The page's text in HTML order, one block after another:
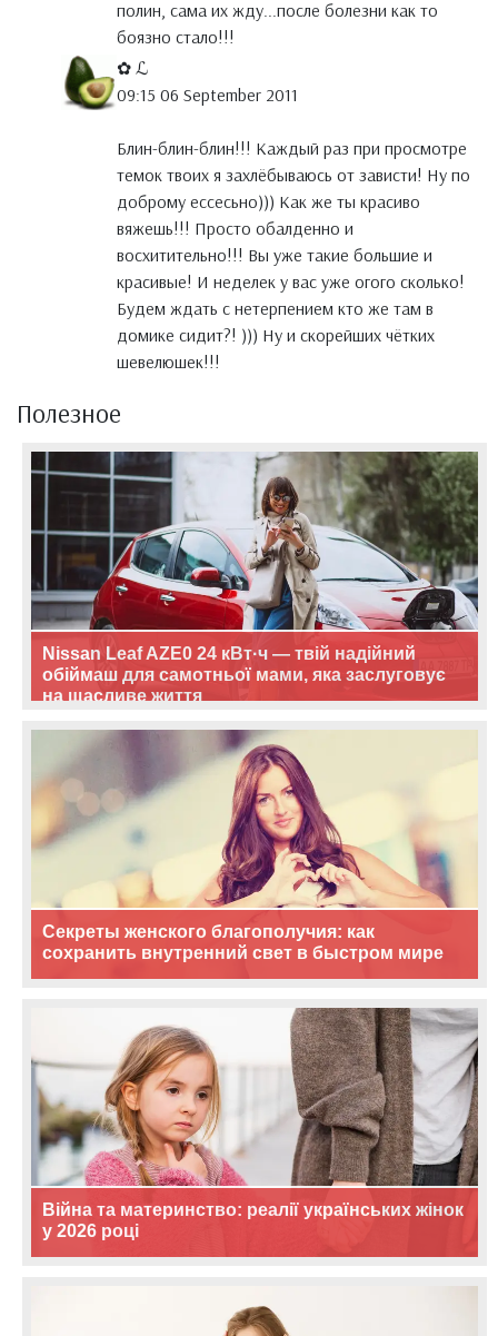
полин, сама их жду...после болезни как то
боязно стало!!!
✿ ℒ
09:15 06 September 2011
Блин-блин-блин!!! Каждый раз при просмотре
темок твоих я захлёбываюсь от зависти! Ну по
доброму ессесьно))) Как же ты красиво
вяжешь!!! Просто обалденно и
восхитительно!!! Вы уже такие большие и
красивые! И неделек у вас уже огого сколько!
Будем ждать с нетерпением кто же там в
домике сидит?! ))) Ну и скорейших чётких
шевелюшек!!!
Полезное
Nissan Leaf AZE0 24 кВт·ч — твій надійний
обіймаш для самотньої мами, яка заслуговує
на щасливе життя
Секреты женского благополучия: как
сохранить внутренний свет в быстром мире
Війна та материнство: реалії українських жінок
у 2026 році